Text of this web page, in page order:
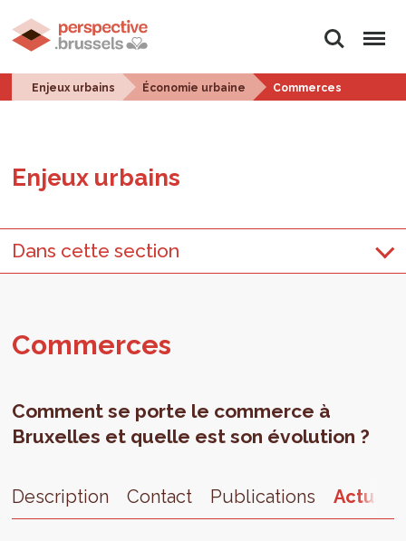
Rechercher
Menu
Enjeux urbains Économie urbaine Commerces
Enjeux urbains
Dans cette section
Com­merces
Comment se porte le commerce à
Bruxelles et quelle est son évolution ?
Description Contact Publications